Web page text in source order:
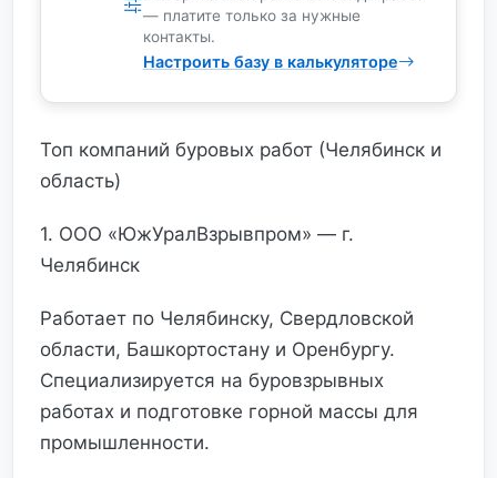
— платите только за нужные
контакты.
Настроить базу в калькуляторе
Топ компаний буровых работ (Челябинск и
область)
1. ООО «ЮжУралВзрывпром» — г.
Челябинск
Работает по Челябинску, Свердловской
области, Башкортостану и Оренбургу.
Специализируется на буровзрывных
работах и подготовке горной массы для
промышленности.